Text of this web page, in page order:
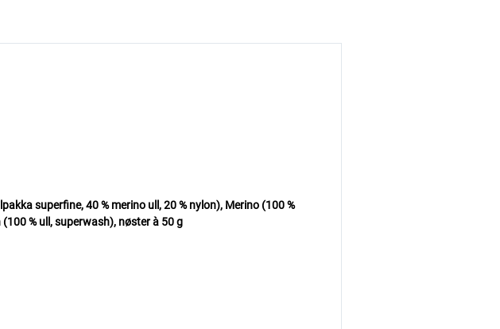
superfine, 40 % merino ull, 20 % nylon), Merino (100 %
% ull, superwash), nøster à 50 g